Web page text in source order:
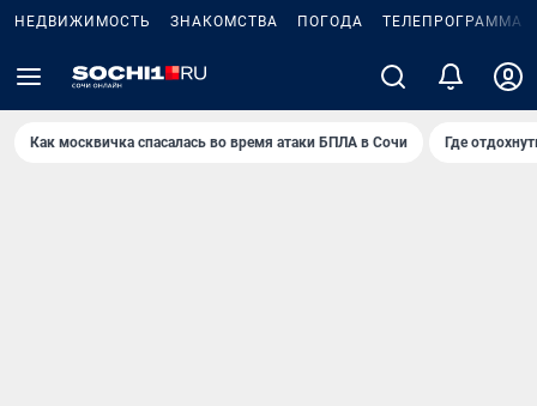
НЕДВИЖИМОСТЬ ЗНАКОМСТВА ПОГОДА ТЕЛЕПРОГРАММА
Как москвичка спасалась во время атаки БПЛА в Сочи Где